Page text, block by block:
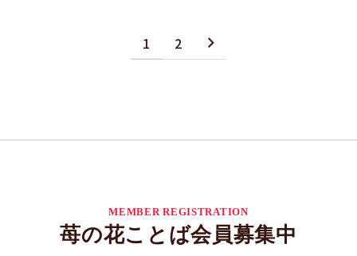
1 2
MEMBER REGISTRATION
苺の花ことば会員募集中